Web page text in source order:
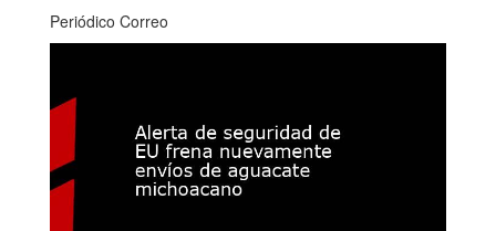
Periódico Correo